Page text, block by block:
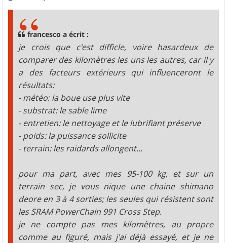
francesco a écrit :
je crois que c'est difficle, voire hasardeux de
comparer des kilomètres les uns les autres, car il y
a des facteurs extérieurs qui influenceront le
résultats:
- météo: la boue use plus vite
- substrat: le sable lime
- entretien: le nettoyage et le lubrifiant préserve
- poids: la puissance sollicite
- terrain: les raidards allongent...
pour ma part, avec mes 95-100 kg, et sur un
terrain sec, je vous nique une chaine shimano
deore en 3 à 4 sorties; les seules qui résistent sont
les SRAM PowerChain 991 Cross Step.
je ne compte pas mes kilomètres, au propre
comme au figuré, mais j'ai déjà essayé, et je ne